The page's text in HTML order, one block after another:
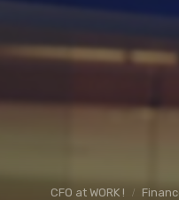
CFO at WORK !